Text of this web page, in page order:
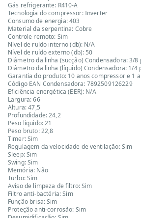
Gás refrigerante: R410-A
Tecnologia do compressor: Inverter
Consumo de energia: 403
Material da serpentina: Cobre
Controle remoto: Sim
Nível de ruído interno (db): N/A
Nível de ruído externo (db): 50
Diâmetro da linha (sucção) Condensadora: 3/8
Diâmetro da linha (líquido) Condensadora: 1/4
Garantia do produto: 10 anos compressor e 1
Código EAN Condensadora: 7892509126229
Eficiência energética (EER): N/A
Largura: 66
Altura: 47,5
Profundidade: 24,2
Peso líquido: 21
Peso bruto: 22,8
Timer: Sim
Regulagem da velocidade de ventilação: Sim
Sleep: Sim
Swing: Sim
Memória: Não
Turbo: Sim
Aviso de limpeza de filtro: Sim
Filtro anti-bactéria: Sim
Função brisa: Sim
Proteção anti-corrosão: Sim